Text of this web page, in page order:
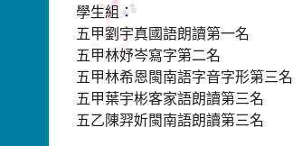
學生組：
五甲劉宇真國語朗讀第一名
五甲林妤岑寫字第二名
五甲林希恩閩南語字音字形第三名
五甲葉宇彬客家語朗讀第三名
五乙陳羿妡閩南語朗讀第三名